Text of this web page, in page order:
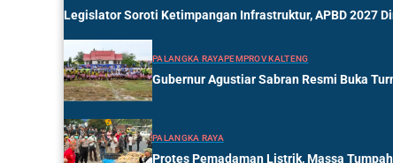
Legislator Soroti Ketimpangan Infrastruktur, APBD 2027
PALANGKA RAYAPEMPROV KALTENG
Gubernur Agustiar Sabran Resmi Buka
PALANGKA RAYA
Protes Pemadaman Listrik, Massa